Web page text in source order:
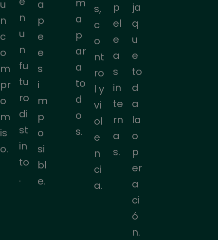
u
n
c
o
m
pr
o
m
is
o.
n
u
n
fu
tu
ro
di
st
in
to
.
a
p
e
e
s
i
m
p
o
si
bl
e.
m
a
p
ar
a
to
d
o
s.
s,
c
o
nt
ro
l y
vi
ol
e
n
ci
a.
p
el
e
a
s
in
te
rn
a
s.
ja
q
u
e
to
d
a
la
o
p
er
a
ci
ó
n.